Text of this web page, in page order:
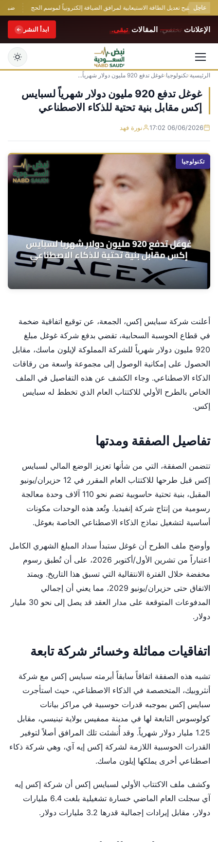
عاجلتتيح تعديل الطاقة الاستيعابية لمرافق الضيافة إلكترونياً لموسم الحج ضبط
الإعلانات تختفي. المقالات تبقى. ابدأ النشر
التجاوز
إلى
المحتوى
الرئيسية›تكنولوجيا›غوغل تدفع 920 مليون دولار شهرياً...
غوغل تدفع 920 مليون دولار شهرياً لسبايس
إكس مقابل بنية تحتية للذكاء الاصطناعي
06/06/2026 17:02 نورة فهد
تكنولوجيا
أعلنت شركة سبايس إكس، الجمعة، عن توقيع اتفاقية ضخمة
في قطاع الحوسبة السحابية، تقضي بدفع شركة غوغل مبلغ
920 مليون دولار شهرياً للشركة المملوكة لإيلون ماسك، مقابل
الحصول على إمكانية الوصول إلى مجموعة واسعة من رقاقات
الذكاء الاصطناعي. وجاء الكشف عن هذه التفاصيل في الملف
الخاص بالطرح الأولي للاكتتاب العام الذي تخطط له سبايس
إكس.
تفاصيل الصفقة ومدتها
تتضمن الصفقة، التي من شأنها تعزيز الوضع المالي لسبايس
إكس قبل طرحها للاكتتاب العام المقرر في 12 حزيران/يونيو
المقبل، بنية تحتية حاسوبية تضم نحو 110 آلاف وحدة معالجة
رسومية من إنتاج شركة إنفيديا. وتُعد هذه الوحدات مكونات
أساسية لتشغيل نماذج الذكاء الاصطناعي الخاصة بغوغل.
وأوضح ملف الطرح أن غوغل ستبدأ سداد المبلغ الشهري الكامل
اعتباراً من تشرين الأول/أكتوبر 2026، على أن تُطبق رسوم
مخفضة خلال الفترة الانتقالية التي تسبق هذا التاريخ. ويمتد
الاتفاق حتى حزيران/يونيو 2029، مما يعني أن إجمالي
المدفوعات المتوقعة على مدار العقد قد يصل إلى نحو 30 مليار
دولار.
اتفاقيات مماثلة وخسائر شركة تابعة
تشبه هذه الصفقة اتفاقاً سابقاً أبرمته سبايس إكس مع شركة
أنثروبيك، المتخصصة في الذكاء الاصطناعي، حيث استأجرت
سبايس إكس بموجبه قدرات حوسبية في مراكز بيانات
كولوسوس التابعة لها في مدينة ممفيس بولاية تينيسي، مقابل
1.25 مليار دولار شهرياً. وقد أُنشئت تلك المرافق أصلاً لتوفير
القدرات الحوسبية اللازمة لشركة إكس إيه آي، وهي شركة ذكاء
اصطناعي أخرى يملكها إيلون ماسك.
وكشف ملف الاكتتاب الأولي لسبايس إكس أن شركة إكس إيه
آي سجلت العام الماضي خسارة تشغيلية بلغت 6.4 مليارات
دولار، مقابل إيرادات إجمالية قدرها 3.2 مليارات دولار.